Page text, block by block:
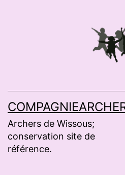
Archers de Wissous;
conservation site de
référence.